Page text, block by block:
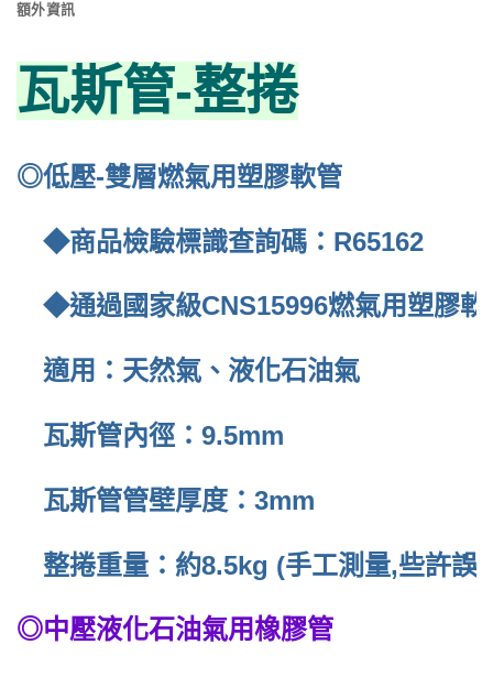
額外資訊
瓦斯管-整捲
◎低壓-雙層燃氣用塑膠軟管
◆商品檢驗標識查詢碼：R65162
◆通過國家級CNS15996燃氣用塑膠軟
適用：天然氣、液化石油氣
瓦斯管內徑：9.5mm
瓦斯管管壁厚度：3mm
整捲重量：約8.5kg (手工測量,些許誤
◎中壓液化石油氣用橡膠管